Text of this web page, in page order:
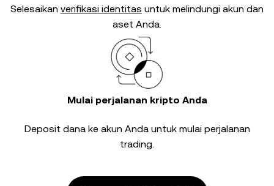
Selesaikan verifikasi identitas untuk melindungi akun dan
aset Anda.
Mulai perjalanan kripto Anda
Deposit dana ke akun Anda untuk mulai perjalanan
trading.